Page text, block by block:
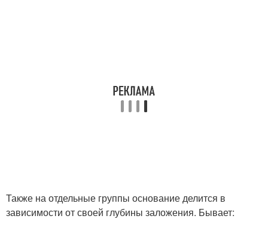
Также на отдельные группы основание делится в
зависимости от своей глубины заложения. Бывает: